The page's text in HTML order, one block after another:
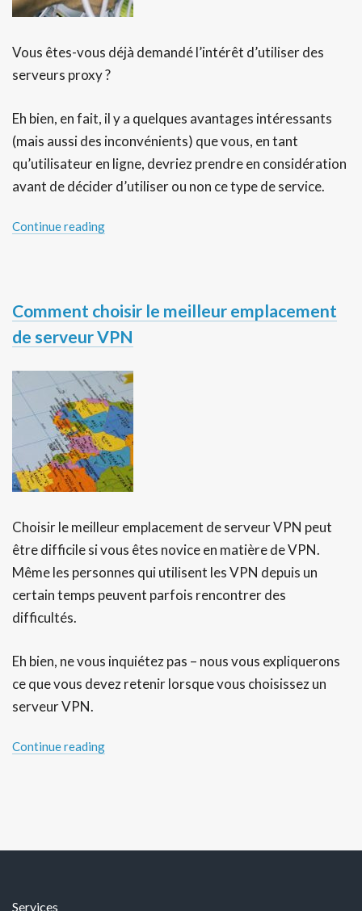
Vous êtes-vous déjà demandé l’intérêt d’utiliser des
serveurs proxy ?
Eh bien, en fait, il y a quelques avantages intéressants
(mais aussi des inconvénients) que vous, en tant
qu’utilisateur en ligne, devriez prendre en considération
avant de décider d’utiliser ou non ce type de service.
Continue reading
Comment choisir le meilleur emplacement
de serveur VPN
Choisir le meilleur emplacement de serveur VPN peut
être difficile si vous êtes novice en matière de VPN.
Même les personnes qui utilisent les VPN depuis un
certain temps peuvent parfois rencontrer des
difficultés.
Eh bien, ne vous inquiétez pas – nous vous expliquerons
ce que vous devez retenir lorsque vous choisissez un
serveur VPN.
Continue reading
Services